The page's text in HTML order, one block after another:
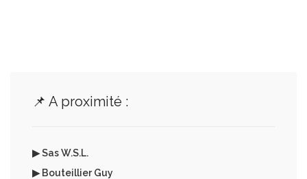
📌 A proximité :
▶ Sas W.S.L.
▶ Bouteillier Guy